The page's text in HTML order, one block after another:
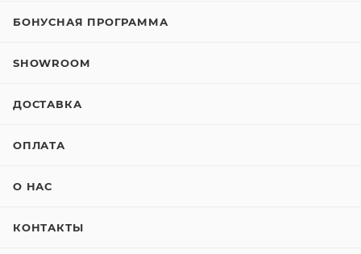
БОНУСНАЯ ПРОГРАММА
SHOWROOM
ДОСТАВКА
ОПЛАТА
О НАС
КОНТАКТЫ